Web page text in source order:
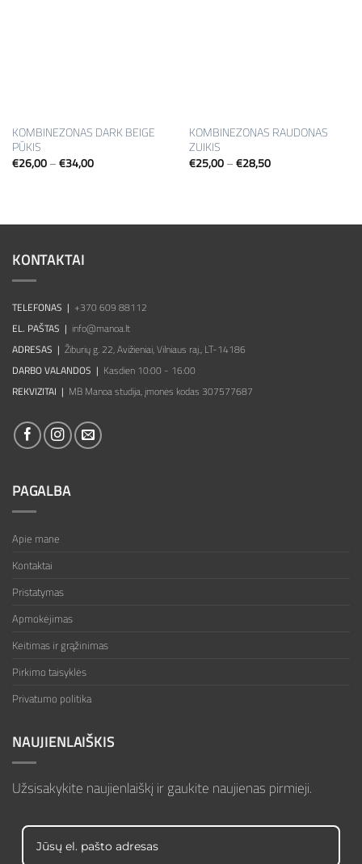
KOMBINEZONAS DARK BEIGE
PŪKIS
€26,00 –€34,00Price
range:
KOMBINEZONAS RAUDONAS
ZUIKIS
€25,00 –€28,50Price
range:
KONTAKTAI
TELEFONAS | +370 609 88112
EL. PAŠTAS | info@manoa.lt
ADRESAS | Žiburių g. 22, Avižieniai, Vilniaus raj., LT-14186
DARBO VALANDOS | Kasdien 10:00 - 16:00
REKVIZITAI | MB Manoa studija, įmonės kodas 307577687
PAGALBA
Apie mane
Kontaktai
Pristatymas
Apmokėjimas
Keitimas ir grąžinimas
Pirkimo taisyklės
Privatumo politika
NAUJIENLAIŠKIS
Užsisakykite naujienlaiškį ir gaukite naujienas pirmieji.